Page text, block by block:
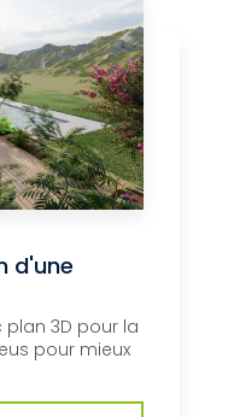
d'une
3D pour la
pour mieux